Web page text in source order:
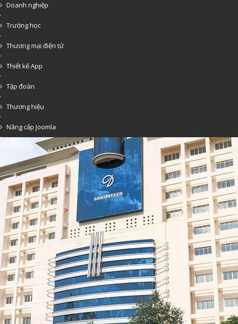
Doanh nghiệp
Trường học
Thương mại điện tử
Thiết kế App
Tập đoàn
Thương hiệu
Nâng cấp Joomla